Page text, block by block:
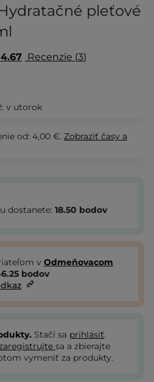
pleťové
4.67 Recenzie 3
v utorok
od: 4,00 €. Zobraziť časy a
dostanete: 18.50 bodov
v Odmeňovacom
bodov
Stačí sa prihlásiť.
sa a zbierajte
vymeniť za produkty.